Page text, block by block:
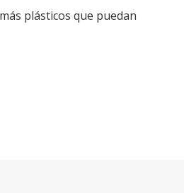
plásticos que puedan